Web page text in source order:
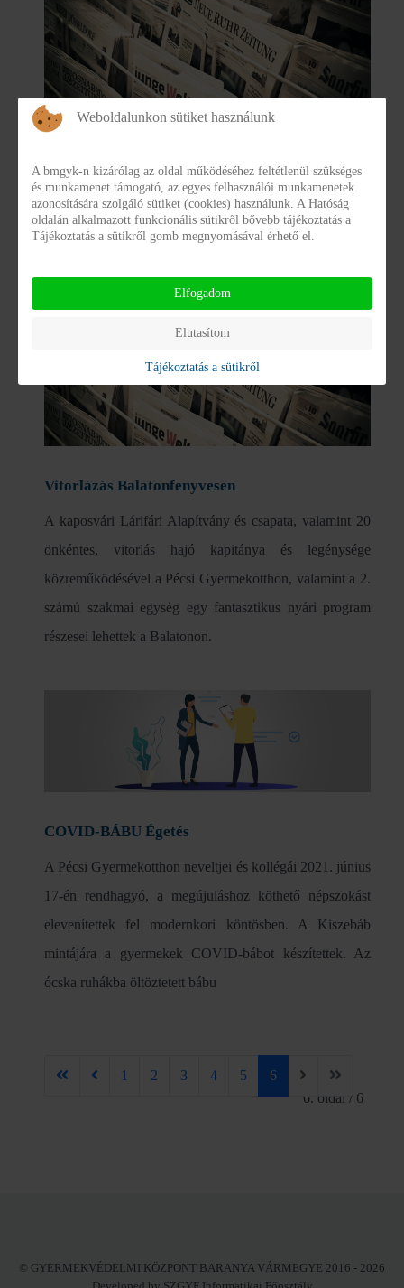
Kiállítás, a baranyai gyermekotthonokban és
lakásotthonokban élő gyermekek alkotásaiból. A kiállítást
2021. szeptember 22-én dr. Őri László, a Baranya
meg, közvetlen gondolatokkal
Vitorlázás Balatonfenyvesen
A kaposvári Lárifári Alapítvány és csapata, valamint 20
önkéntes, vitorlás hajó kapitánya és legénysége
közreműködésével a Pécsi Gyermekotthon, valamint a 2.
számú szakmai egység egy fantasztikus nyári program
részesei lehettek a Balatonon.
COVID-BÁBU Égetés
A Pécsi Gyermekotthon neveltjei és kollégái 2021. június
17-én rendhagyó, a megújuláshoz köthető népszokást
elevenítettek fel modernkori köntösben. A Kiszebáb
mintájára a gyermekek COVID-bábot készítettek. Az
ócska ruhákba öltöztetett bábu
6. oldal / 6
1 2 3 4 5 6
© GYERMEKVÉDELMI KÖZPONT BARANYA VÁRMEGYE 2016 - 2026
Weboldalunkon sütiket használunk
A bmgyk-n kizárólag az oldal működéséhez feltétlenül szükséges
és munkamenet támogató, az egyes felhasználói munkamenetek
azonosítására szolgáló sütiket (cookies) használunk. A Hatóság
oldalán alkalmazott funkcionális sütikről bővebb tájékoztatás a
Tájékoztatás a sütikről gomb megnyomásával érhető el.
Elfogadom
Elutasítom
Tájékoztatás a sütikről